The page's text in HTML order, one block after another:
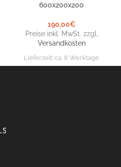
600x200x200
190,00€
Preise inkl. MwSt. zzgl.
Versandkosten
Lieferzeit:ca. 8 Werktage